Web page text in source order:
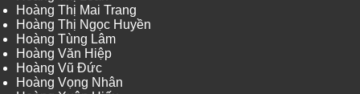
Hoàng Thị Mai Trang
Hoàng Thị Ngọc Huyền
Hoàng Tùng Lâm
Hoàng Văn Hiệp
Hoàng Vũ Đức
Hoàng Vọng Nhân